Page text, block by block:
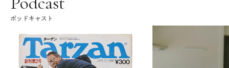
ポッドキャスト